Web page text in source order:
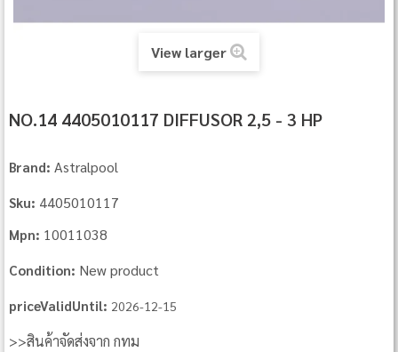
View larger
NO.14 4405010117 DIFFUSOR 2,5 - 3 HP
Brand: Astralpool
Sku: 4405010117
Mpn: 10011038
Condition: New product
priceValidUntil: 2026-12-15
>>สินค้าจัดส่งจาก กทม